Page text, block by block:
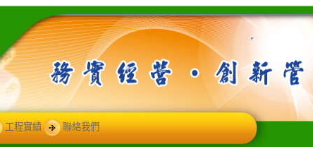
工程實績 聯絡我們